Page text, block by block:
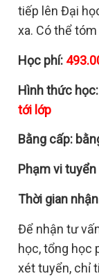
tiếp lên Đại
xa. Có thể
Học phí:
Hình thức học:
tới lớp
Bằng cấp:
Phạm vi
Thời gian
Để nhận tư
học, tổng học
xét tuyển, chỉ